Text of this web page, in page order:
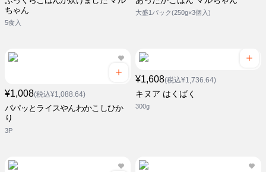
ちゃん
5食入
大盛1パック(250g×3個入)
¥1,008(税込¥1,088.64)
パパッとライスやんわかこしひか
り
3P
¥1,608(税込¥1,736.64)
キヌア はくばく
300g